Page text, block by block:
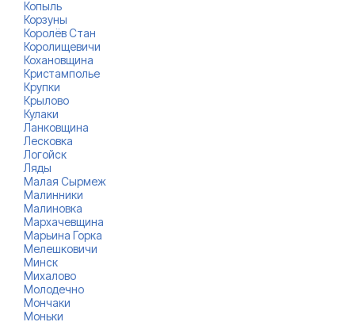
Копыль
Корзуны
Королёв Стан
Королищевичи
Кохановщина
Кристамполье
Крупки
Крылово
Кулаки
Ланковщина
Лесковка
Логойск
Ляды
Малая Сырмеж
Малинники
Малиновка
Мархачевщина
Марьина Горка
Мелешковичи
Минск
Михалово
Молодечно
Мончаки
Моньки